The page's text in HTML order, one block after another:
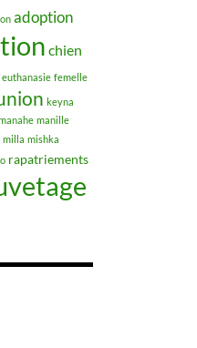
adoption
chien
euthanasie femelle
keyna
manille
milla mishka
rapatriements